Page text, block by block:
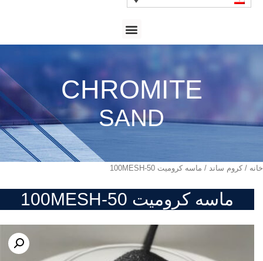
CHROMITE
SAND
خانه / کروم ساند / ماسه کرومیت 50-100MESH
ماسه کرومیت 50-100MESH